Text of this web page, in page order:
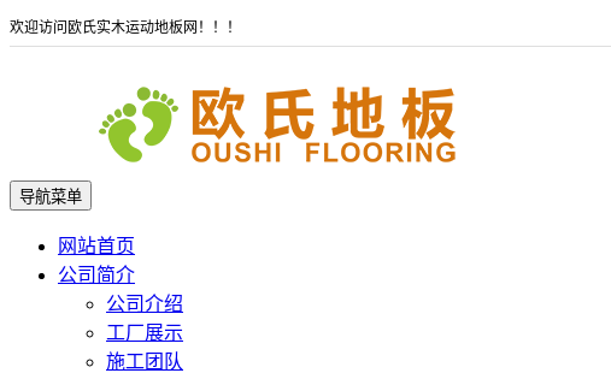
欢迎访问欧氏实木运动地板网！！！
导航菜单
网站首页
公司简介
公司介绍
工厂展示
施工团队